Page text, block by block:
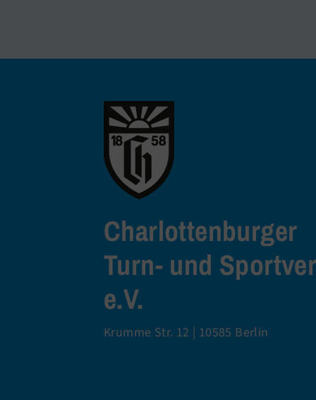
Charlottenburger
Turn- und
e.V.
Krumme Str. 12 | 10585 Berlin